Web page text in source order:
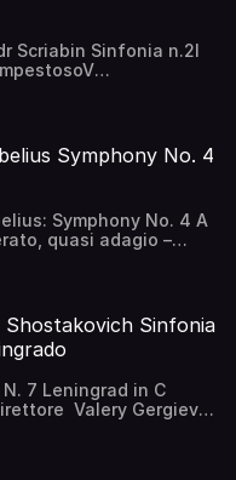
Scriabin Sinfonia n.2I
(Russia)Saint
conductor
Symphony No. 4
Symphony No. 4 A
quasi adagio –
I2. Allegro molto
3. Il tempo largo4.
Sinfonia
7 Leningrad in C
Valery GergievI.
Adagio:IV.